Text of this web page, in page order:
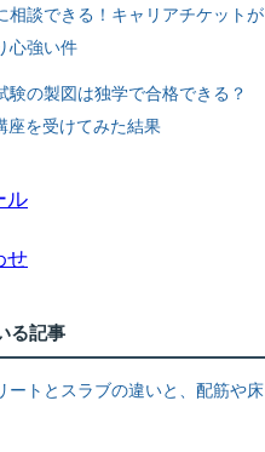
相談できる！キャリアチケットが
心強い件
験の製図は独学で合格できる？
座を受けてみた結果
ル
せ
る記事
ートとスラブの違いと、配筋や床